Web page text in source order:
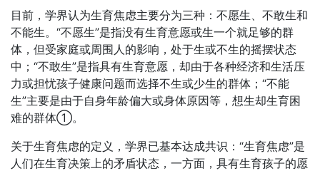
目前，学界认为生育焦虑主要分为三种：不愿生、不敢生和
不能生。“不愿生”是指没有生育意愿或生一个就足够的群
体，但受家庭或周围人的影响，处于生或不生的摇摆状态
中；“不敢生”是指具有生育意愿，却由于各种经济和生活压
力或担忧孩子健康问题而选择不生或少生的群体；“不能
生”主要是由于自身年龄偏大或身体原因等，想生却生育困
难的群体①。
关于生育焦虑的定义，学界已基本达成共识：“生育焦虑”是
人们在生育决策上的矛盾状态，一方面，具有生育孩子的愿